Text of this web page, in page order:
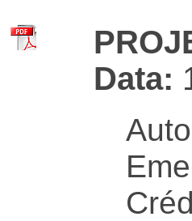
Data: